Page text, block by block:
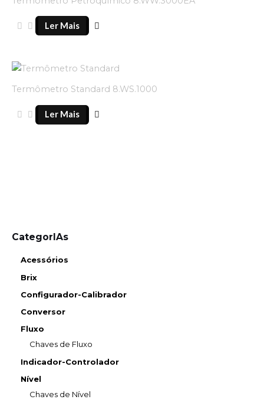
CategorIAs
Acessórios
Brix
Configurador-Calibrador
Conversor
Fluxo
Chaves de Fluxo
Indicador-Controlador
Nível
Chaves de Nível
Ler Mais
Termômetro Standard 8.WS.1000
Ler Mais